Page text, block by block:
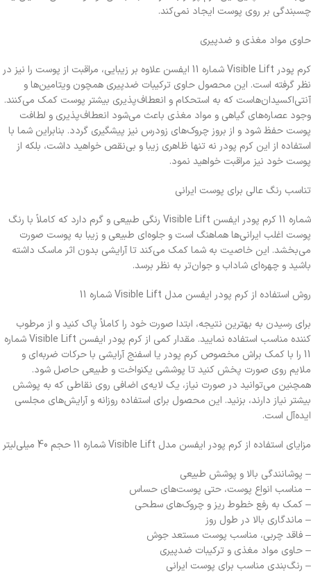
چسبندگی بر روی پوست ایجاد نمی‌کند.
حاوی مواد مغذی و ضدپیری
کرم پودر Visible Lift شماره 11 ایفسن علاوه بر زیبایی، مراقبت از پوست را نیز در
نظر گرفته است. این محصول حاوی ترکیبات ضدپیری همچون ویتامین‌ها و
آنتی‌اکسیدان‌هاست که به استحکام و انعطاف‌پذیری بیشتر پوست کمک می‌کنند.
وجود عصاره‌های گیاهی و مواد مغذی باعث می‌شود انعطاف‌پذیری و لطافت
پوست حفظ شود و از بروز چروک‌های زودرس نیز پیشگیری گردد. بنابراین شما با
استفاده از این کرم پودر نه‌ تنها ظاهری زیبا و بی‌نقص خواهید داشت، بلکه از
پوست خود نیز مراقبت خواهید نمود.
تناسب رنگ عالی برای پوست ایرانی
شماره 11 کرم پودر ایفسن Visible Lift رنگی طبیعی و گرم دارد که کاملاً با رنگ
پوست اغلب ایرانی‌ها هماهنگ است و جلوه‌ای طبیعی و زیبا به پوست صورت
می‌بخشد. این خاصیت به شما کمک می‌کند تا آرایشی بدون اثر ماسک داشته
باشید و چهره‌ای شاداب و جوان‌تر به نظر برسد.
روش استفاده از کرم پودر ایفسن مدل Visible Lift شماره 11
برای رسیدن به بهترین نتیجه، ابتدا صورت خود را کاملاً پاک کنید و از مرطوب
کننده مناسب استفاده نمایید. مقدار کمی از کرم پودر ایفسن Visible Lift شماره
11 را با کمک براش مخصوص کرم پودر یا اسفنج آرایشی با حرکات ضربه‌ای و
ملایم روی صورت پخش کنید تا پوششی یکنواخت و طبیعی حاصل شود.
همچنین می‌توانید در صورت نیاز، یک لایه‌ی اضافی روی نقاطی که به پوشش
بیشتر نیاز دارند، بزنید. این محصول برای استفاده روزانه و آرایش‌های مجلسی
ایده‌آل است.
مزایای استفاده از کرم پودر ایفسن مدل Visible Lift شماره 11 حجم 40 میلی‌لیتر
– پوشانندگی بالا و پوشش طبیعی
– مناسب انواع پوست، حتی پوست‌های حساس
– کمک به رفع خطوط ریز و چروک‌های سطحی
– ماندگاری بالا در طول روز
– فاقد چربی، مناسب پوست‌ مستعد جوش
– حاوی مواد مغذی و ترکیبات ضدپیری
– رنگ‌بندی مناسب برای پوست ایرانی